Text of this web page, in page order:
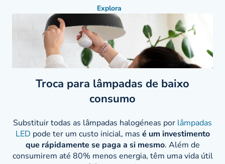
Explora
Troca para lâmpadas de baixo
consumo
Substituir todas as lâmpadas halogéneas por lâmpadas
LED pode ter um custo inicial, mas é um investimento
que rápidamente se paga a si mesmo. Além de
consumirem até 80% menos energia, têm uma vida útil